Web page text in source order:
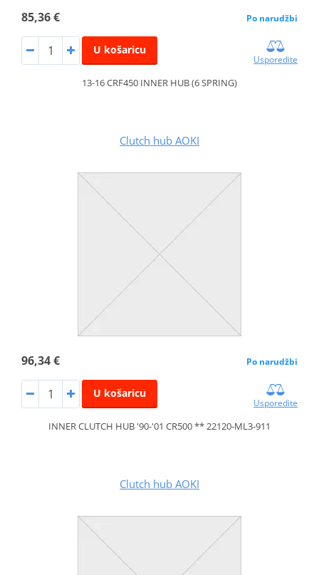
85,36 € Po narudžbi
U košaricu
Usporedite
13-16 CRF450 INNER HUB (6 SPRING)
Clutch hub AOKI
96,34 € Po narudžbi
U košaricu
Usporedite
INNER CLUTCH HUB '90-'01 CR500 ** 22120-ML3-911
Clutch hub AOKI